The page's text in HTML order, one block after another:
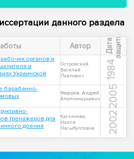
данного раздела
Автор Д
а
т
а
з
а
щ
и
т ы
органов и
и
Украинской
Островский,
Василий
Павлович
1984
барабанно-
Федоров, Андрей
Аполлинарьевич
2005
тренажеров для
доения
Каскинова,
Наиля
Насыбулловна
2002